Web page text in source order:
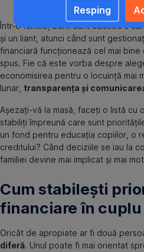
Într-o familie, banii sunt adesea o
și un liant, atunci când sunt
financiară funcționează cel mai
spus. Fie că este vorba despre
economisirea pentru o locuință mai
lunar, transparența și
Așezați-vă la masă, faceți o listă cu
stabiliți împreună care sunt
un fond pentru educația copiilor, o
creditului? Când deciziile se iau la
familiei devine mai implicat și mai
Cum stabilești
financiare în cuplu
Oricât de apropiate ar fi două
diferă. Unul poate fi mai orientat
Resping